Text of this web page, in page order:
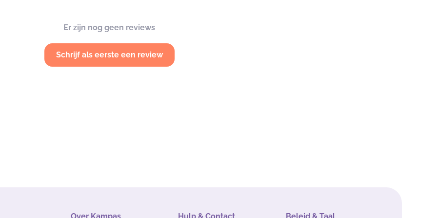
Er zijn nog geen reviews
Schrijf als eerste een review